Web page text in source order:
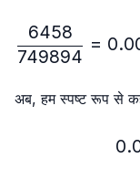
749894
6458
=
अब, हम स्पष्ट रूप से